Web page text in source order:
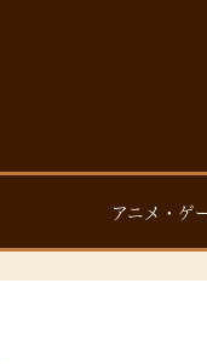
アニメ・ゲ